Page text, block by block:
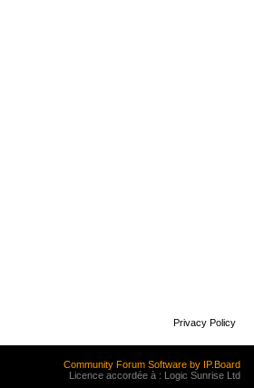
Privacy Policy
Community Forum Software by IP.Board
Licence accordée à : Logic Sunrise Ltd